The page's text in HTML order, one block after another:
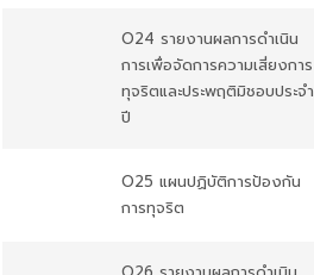
O24 รายงานผลการดำเนิน
การเพื่อจัดการความเสี่ยงการ
ทุจริตและประพฤติมิชอบประจำ
ปี
O25 แผนปฏิบัติการป้องกัน
การทุจริต